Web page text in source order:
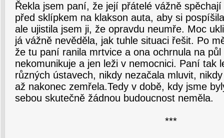
Řekla jsem paní, že její přátelé vážně
před sklípkem na klakson auta, aby si
ale ujistila jsem ji, že opravdu neumře. Moc
já vážně nevěděla, jak tuhle situaci řešit. Po
že tu paní ranila mrtvice a ona ochrnula na
nekomunikuje a jen leži v nemocnici. Paní tak
různých ústavech, nikdy nezačala mluvit,
až nakonec zemřela.Tedy v době, kdy jsme
sebou skutečně žádnou budoucnost neměla.
***